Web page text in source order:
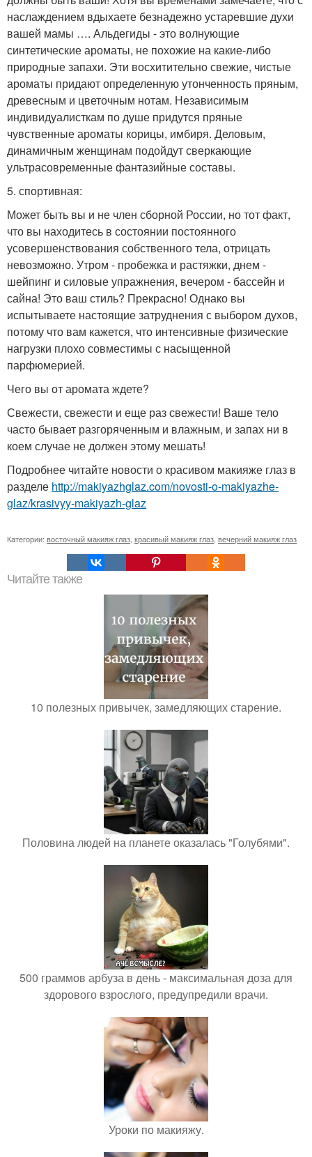
наслаждением вдыхаете безнадежно устаревшие духи
вашей мамы …. Альдегиды - это волнующие
синтетические ароматы, не похожие на какие-либо
природные запахи. Эти восхитительно свежие, чистые
ароматы придают определенную утонченность пряным,
древесным и цветочным нотам. Независимым
индивидуалисткам по душе придутся пряные
чувственные ароматы корицы, имбиря. Деловым,
динамичным женщинам подойдут сверкающие
ультрасовременные фантазийные составы.
5. спортивная:
Может быть вы и не член сборной России, но тот факт,
что вы находитесь в состоянии постоянного
усовершенствования собственного тела, отрицать
невозможно. Утром - пробежка и растяжки, днем -
шейпинг и силовые упражнения, вечером - бассейн и
сайна! Это ваш стиль? Прекрасно! Однако вы
испытываете настоящие затруднения с выбором духов,
потому что вам кажется, что интенсивные физические
нагрузки плохо совместимы с насыщенной
парфюмерией.
Чего вы от аромата ждете?
Свежести, свежести и еще раз свежести! Ваше тело
часто бывает разгоряченным и влажным, и запах ни в
коем случае не должен этому мешать!
Подробнее читайте новости о красивом макияже глаз в
разделе http://makiyazhglaz.com/novosti-o-makiyazhe-
glaz/krasivyy-makiyazh-glaz
Категории: восточный макияж глаз красивый макияж глаз вечерний макияж глаз
Читайте также
10 полезных привычек, замедляющих старение.
Половина людей на планете оказалась "Голубями".
500 граммов арбуза в день - максимальная доза для
здорового взрослого, предупредили врачи.
Уроки по макияжу.